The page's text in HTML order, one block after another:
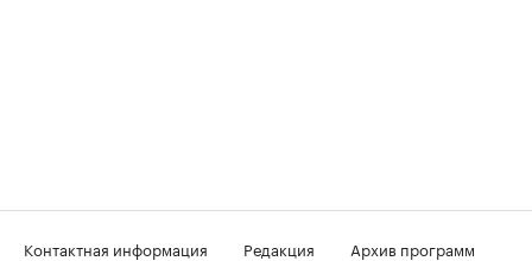
Контактная информация Редакция
Архив программ